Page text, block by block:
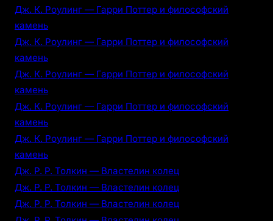
Дж. К. Роулинг — Гарри Поттер и философский
камень
Дж. К. Роулинг — Гарри Поттер и философский
камень
Дж. К. Роулинг — Гарри Поттер и философский
камень
Дж. К. Роулинг — Гарри Поттер и философский
камень
Дж. К. Роулинг — Гарри Поттер и философский
камень
Дж. Р. Р. Толкин — Властелин колец
Дж. Р. Р. Толкин — Властелин колец
Дж. Р. Р. Толкин — Властелин колец